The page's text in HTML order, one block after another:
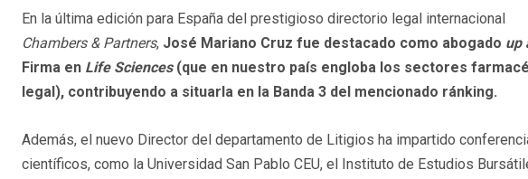
En la última edición para España del prestigioso directorio legal internacional
Chambers & Partners, José Mariano Cruz fue destacado como abogado up
Firma en Life Sciences(que en nuestro país engloba los sectores
legal), contribuyendo a situarla en la Banda 3 del mencionado ránking.
Además, el nuevo Director del departamento de Litigios ha impartido
científicos, como la Universidad San Pablo CEU, el Instituto de Estudios